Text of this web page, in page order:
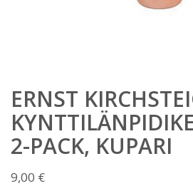
ERNST
2-PACK, KUPARI
9,00 €